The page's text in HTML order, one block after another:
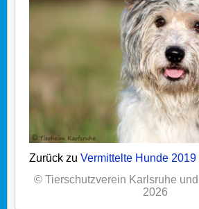
Zurück zu Vermittelte Hunde 2019
© Tierschutzverein Karlsruhe
2026